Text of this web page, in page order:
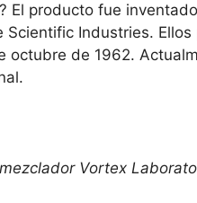
El producto fue
Industries.
de 1962.
Vortex